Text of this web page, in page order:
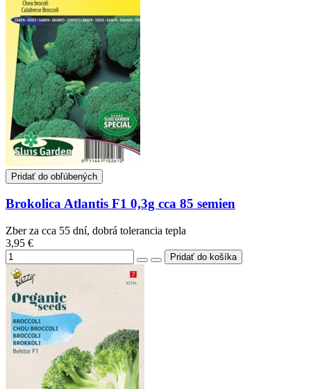
Pridať do obľúbených
Brokolica Atlantis F1 0,3g cca 85 semien
Zber za cca 55 dní, dobrá tolerancia tepla
3,95 €